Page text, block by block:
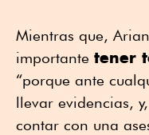
Mientras que,
importante tener
“porque ante
llevar evidencias,
contar con una